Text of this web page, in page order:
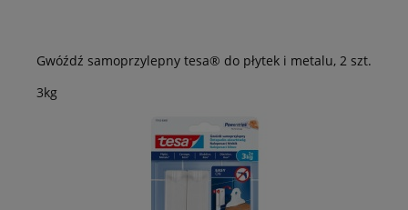
Gwóźdź samoprzylepny tesa® do płytek i metalu, 2 szt.
3kg